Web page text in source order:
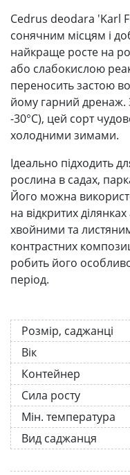
Cedrus deodara 'Karl
сонячним місцям і
найкраще росте на
або слабокислою
переносить застою
йому гарний дренаж.
-30°C), цей сорт
холодними зимами.
Ідеально підходить
рослина в садах,
Його можна
на відкритих
хвойними та
контрастних
робить його
період.
Розмір, саджанці
Вік
Контейнер
Сила росту
Мін. температура
Вид саджанця